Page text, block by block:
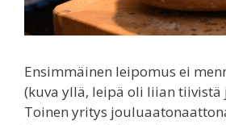
Ensimmäinen leipomus ei
(kuva yllä, leipä oli liian tiivistä
Toinen yritys